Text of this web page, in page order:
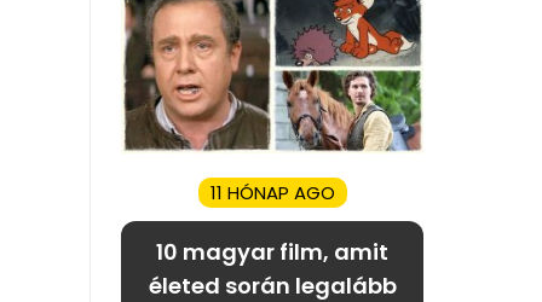
11 HÓNAP AGO
10 magyar film, amit
életed során legalább